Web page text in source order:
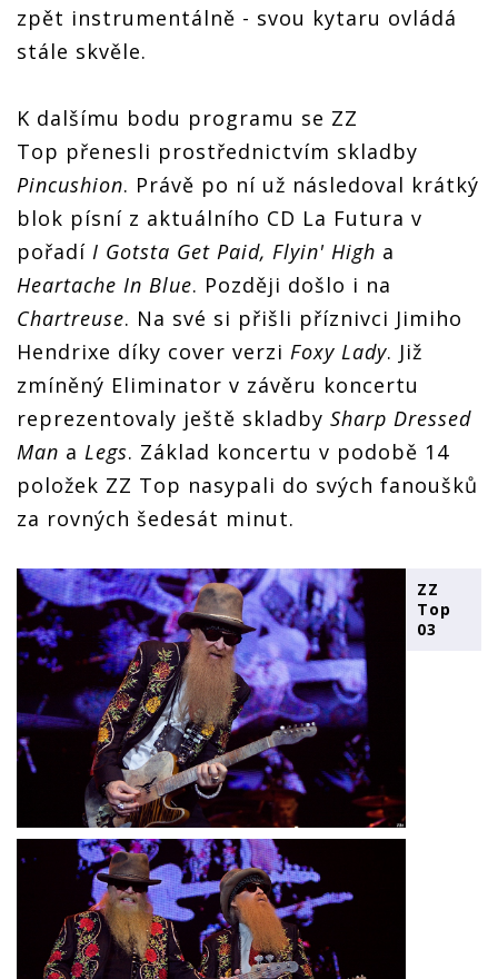
zpět instrumentálně - svou kytaru ovládá
stále skvěle.
K dalšímu bodu programu se ZZ
Top přenesli prostřednictvím skladby
Pincushion. Právě po ní už následoval krátký
blok písní z aktuálního CD La Futura v
pořadí I Gotsta Get Paid, Flyin' High a
Heartache In Blue. Později došlo i na
Chartreuse. Na své si přišli příznivci Jimiho
Hendrixe díky cover verzi Foxy Lady. Již
zmíněný Eliminator v závěru koncertu
reprezentovaly ještě skladby Sharp Dressed
Man a Legs. Základ koncertu v podobě 14
položek ZZ Top nasypali do svých fanoušků
za rovných šedesát minut.
ZZ
Top
03